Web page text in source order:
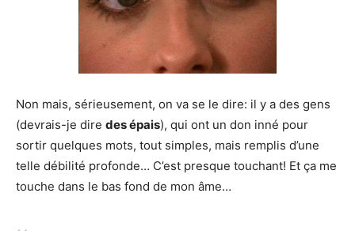
Non mais, sérieusement, on va se le dire: il y a des gens
(devrais-je dire des épais), qui ont un don inné pour
sortir quelques mots, tout simples, mais remplis d’une
telle débilité profonde… C’est presque touchant! Et ça me
touche dans le bas fond de mon âme…